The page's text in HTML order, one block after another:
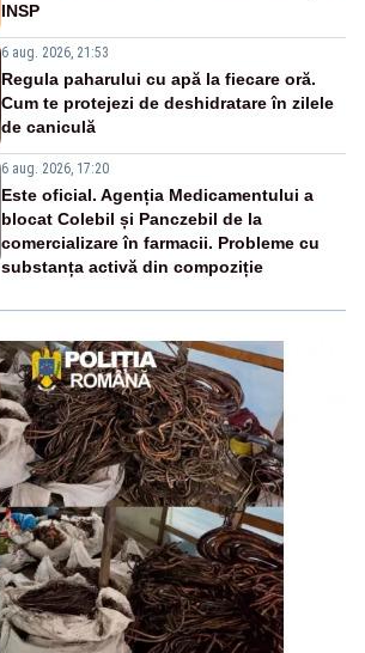
INSP
6 aug. 2026, 21:53
Regula paharului cu apă la fiecare oră.
Cum te protejezi de deshidratare în zilele
de caniculă
6 aug. 2026, 17:20
Este oficial. Agenția Medicamentului a
blocat Colebil și Panczebil de la
comercializare în farmacii. Probleme cu
substanța activă din compoziție